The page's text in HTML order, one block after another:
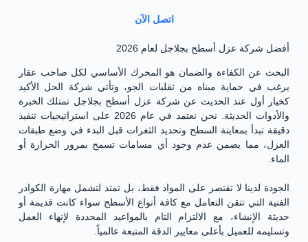
اتصل الآن
أفضل شركة عزل أسطح بجلاجل لعام 2026
البحث عن الكفاءة والضمان هو المحرك الأساسي لكل صاحب عقار
يرغب في حماية مبناه من تقلبات الجو، وتأتي شركة الحل الأكيد
كخيار أول عند الحديث عن شركة عزل أسطح بجلاجل تمتلك الخبرة
والأدوات الحديثة. نحن نعتمد في عام 2026 على استراتيجيات تنفيذ
دقيقة تبدأ بمعاينة السطح وتحديد الثغرات قبل البدء في وضع طبقات
العزل، مما يضمن عدم وجود أي مسامات تسمح بمرور الحرارة أو
الماء.
الجودة لدينا لا تقتصر على المواد فقط، بل تمتد لتشمل مهارة الكوادر
الفنية التي تتقن التعامل مع كافة أنواع الأسطح سواء كانت قديمة أو
حديثة الإنشاء، مع الالتزام التام بالمواعيد المحددة لإنهاء العمل
وتسليمه للعميل بأعلى معايير الدقة المتبعة عالمياً.